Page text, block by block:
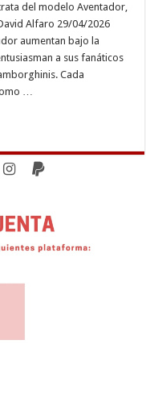
del modelo Aventador,
Alfaro 29/04/2026
aumentan bajo la
a sus fanáticos
Cada
…